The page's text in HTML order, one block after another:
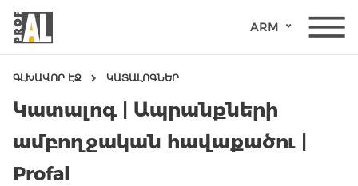
ARM
ԳԼԽԱՎՈՐ ԷՋ ԿԱՏԱԼՈԳՆԵՐ
Կատալոգ | Ապրանքների
ամբողջական հավաքածու |
Profal